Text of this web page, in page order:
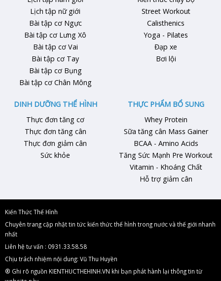
không cải thiện. Nguyên nhân
Lịch tập nữ giới
Bài tập cơ Ngực
Bài tập cơ Lưng Xô
Bài tập cơ Vai
Bài tập cơ Tay
Bài tập cơ Bụng
Bài tập cơ Chân Mông
Street Workout
Calisthenics
Yoga - Pilates
Đạp xe
Bơi lội
DINH DƯỠNG THỂ HÌNH
Thực đơn tăng cơ
Thực đơn tăng cân
Thực đơn giảm cân
Sức khỏe
THỰC PHẨM BỔ SUNG
Whey Protein
Sữa tăng cân Mass Gainer
BCAA - Amino Acids
Tăng Sức Mạnh Pre Workout
Vitamin - Khoáng Chất
Hỗ trợ giảm cân
Kiến Thức Thể Hình
Chuyên trang cập nhật tin tức kiến thức thể hình trong nước và thế giới nhanh
nhất
Liên hệ tư vấn : 0931.33.58.58
Chịu trách nhiệm nội dung: Vũ Thu Huyền
® Ghi rõ nguồn KIENTHUCTHEHINH.VN khi bạn phát hành lại thông tin từ